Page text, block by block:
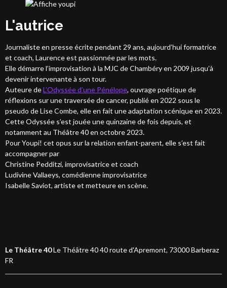
L'autrice
Journaliste en presse écrite pendant 29 ans, aujourd’hui formatrice
et coach, Laurence est passionnée par les mots.
Elle démarre l’improvisation à la MJC de Chambéry en 2009 jusqu’à
devenir intervenante à son tour.
Auteure deL’Odyssée d’une Pénélope, ouvrage poétique de
réflexions sur une traversée de cancer, publié en 2022 sous le
pseudo de Lise Combe, elle en fait une adaptation scénique en 2023.
Cette Odyssée s’est jouée une quinzaine de fois depuis, et
notamment au Théâtre 40 en octobre 2023.
Pour Youpi! cet opus sur la relation enfant-parent, elle s’est fait
accompagner par
Christine Pedditzi, improvisatrice et coach
Ludivine Vallaeys, comédienne improvisatrice
Isabelle Saviot, artiste et metteure en scène.
Le Théâtre 40Le Théâtre 40 40 route d'Apremont, 73000 Barberaz
FR